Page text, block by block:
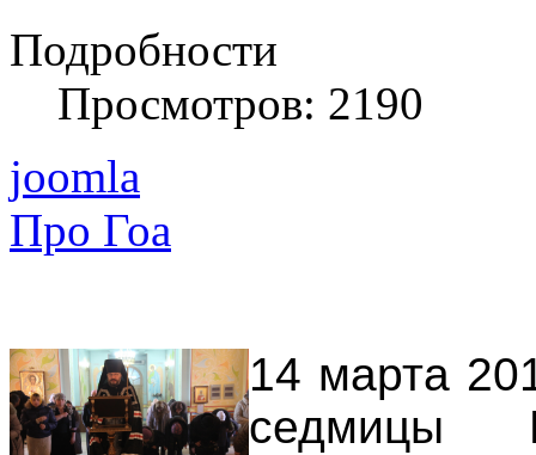
Подробности
Просмотров: 2190
joomla
Про Гоа
14 марта
седмицы